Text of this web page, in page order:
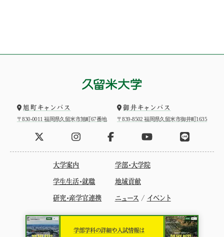
旭町キャンパス
〒830-0011 福岡県久留米市旭町67番地
御井キャンパス
〒839-8502 福岡県久留米市御井町1635
大学案内 学部・大学院
学生生活・就職 地域貢献
研究・産学官連携 ニュース / イベント
学部学科の詳細や入試情報は